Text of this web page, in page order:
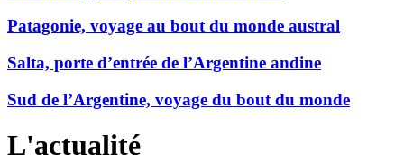
Patagonie, voyage au bout du monde austral
Salta, porte d’entrée de l’Argentine andine
Sud de l’Argentine, voyage du bout du monde
L'actualité